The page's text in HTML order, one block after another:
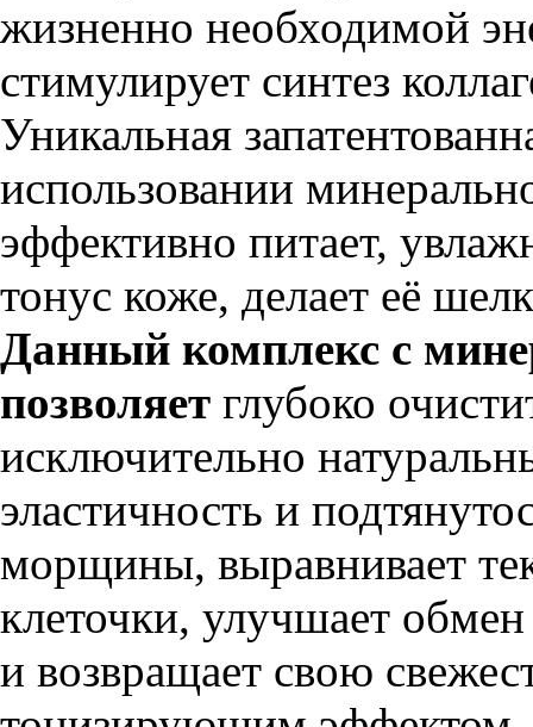
жизненно необходимой
стимулирует синтез
Уникальная
использовании
эффективно питает,
тонус коже, делает её
Данный комплекс с
позволяет глубоко
исключительно
эластичность и
морщины, выравнивает
клеточки, улучшает
и возвращает свою